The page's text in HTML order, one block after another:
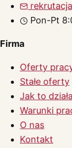
Pon-Pt
Firma
Oferty
Stałe oferty
Jak to działa
Warunki
O nas
Kontakt